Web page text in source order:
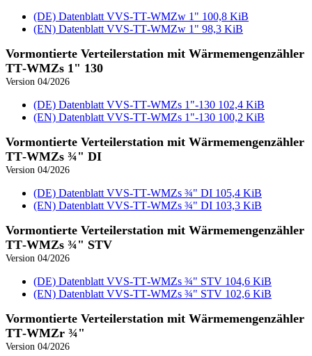
(DE) Datenblatt VVS‑TT‑WMZw 1" 100,8 KiB
(EN) Datenblatt VVS‑TT‑WMZw 1" 98,3 KiB
Vormontierte Verteilerstation mit Wärmemengenzähler
TT‑WMZs 1" 130
Version 04/2026
(DE) Datenblatt VVS‑TT‑WMZs 1"-130 102,4 KiB
(EN) Datenblatt VVS‑TT‑WMZs 1"-130 100,2 KiB
Vormontierte Verteilerstation mit Wärmemengenzähler
TT‑WMZs ¾" DI
Version 04/2026
(DE) Datenblatt VVS‑TT‑WMZs ¾" DI 105,4 KiB
(EN) Datenblatt VVS‑TT‑WMZs ¾" DI 103,3 KiB
Vormontierte Verteilerstation mit Wärmemengenzähler
TT‑WMZs ¾" STV
Version 04/2026
(DE) Datenblatt VVS‑TT‑WMZs ¾" STV 104,6 KiB
(EN) Datenblatt VVS‑TT‑WMZs ¾" STV 102,6 KiB
Vormontierte Verteilerstation mit Wärmemengenzähler
TT‑WMZr ¾"
Version 04/2026